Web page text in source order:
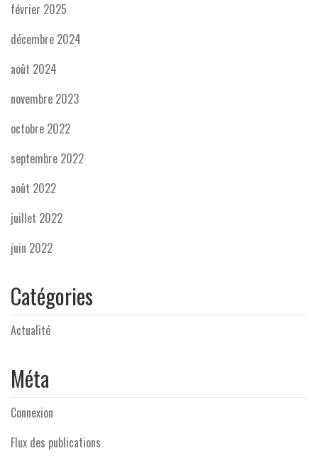
février 2025
décembre 2024
août 2024
novembre 2023
octobre 2022
septembre 2022
août 2022
juillet 2022
juin 2022
Catégories
Actualité
Méta
Connexion
Flux des publications